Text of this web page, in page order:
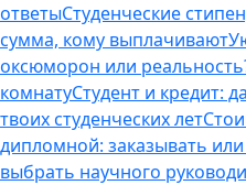
ответыСтуденческие
сумма, кому выплачивают
оксюморон или
комнатуСтудент и кредит:
твоих студенческих лет
дипломной: заказывать
выбрать научного